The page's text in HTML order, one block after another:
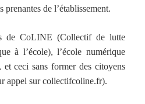
de l’établissement.
de CoLINE (Collectif de lutte
à l’école), l’école numérique
et ceci sans former des citoyens
appel sur collectifcoline.fr).